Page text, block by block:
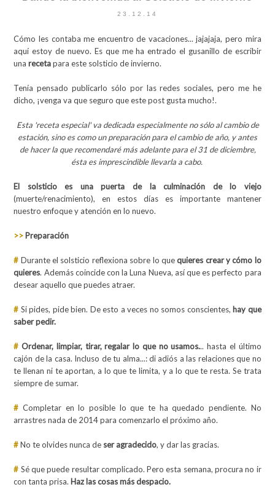
23.12.14
Cómo les contaba me encuentro de vacaciones... jajajaja, pero mira
aquí estoy de nuevo. Es que me ha entrado el gusanillo de escribir
unarecetapara este solsticio de invierno.
Tenía pensado publicarlo sólo por las redes sociales, pero me he
dicho, ¡venga va que seguro que este post gusta mucho!.
Esta 'receta especial' va dedicada especialmente no sólo al cambio de
estación, sino es como un preparación para el cambio de año, y antes
de hacer la que recomendaré más adelante para el 31 de diciembre,
ésta es imprescindible llevarla a cabo.
El solsticio es una puerta de la culminación de lo viejo
(muerte/renacimiento), en estos días es importante mantener
nuestro enfoque y atención en lo nuevo.
>> Preparación
# Durante el solsticio reflexiona sobre lo quequieres crear y cómo lo
quieres. Además coincide con la Luna Nueva, así que es perfecto para
desear aquello que puedes atraer.
# Si pides, pide bien. De esto a veces no somos conscientes, hay que
saber pedir.
#Ordenar, limpiar, tirar, regalar lo que no usamos... hasta el último
cajón de la casa. Incluso de tu alma...: di adiós a las relaciones que no
te llenan ni te aportan, a lo que te limita, y a lo que te resta. Se trata
siempre de sumar.
# Completar en lo posible lo que te ha quedado pendiente. No
arrastres nada de 2014 para comenzarlo el próximo año.
#No te olvides nunca de ser agradecido, y dar las gracias.
# Sé que puede resultar complicado. Pero esta semana, procura no ir
con tanta prisa. Haz las cosas más despacio.